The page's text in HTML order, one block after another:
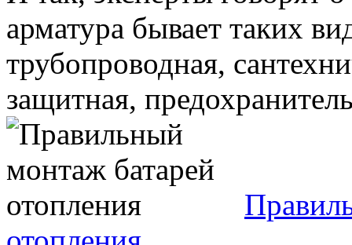
арматура бывает таких
трубопроводная,
защитная,